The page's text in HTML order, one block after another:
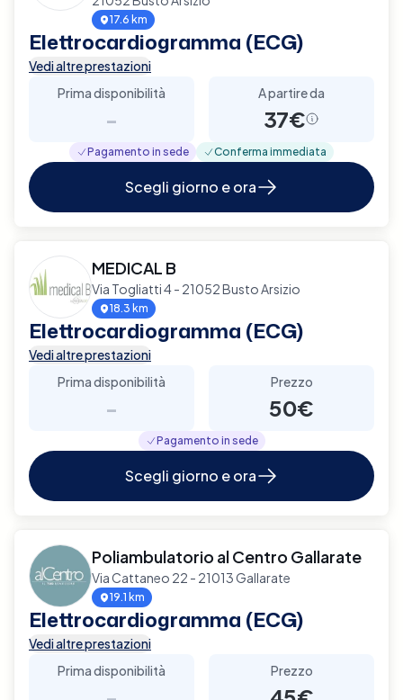
17.6 km
Elettrocardiogramma (ECG)
Vedi altre prestazioni
Prima disponibilità
-
A partire da
37€
Pagamento in sede Conferma immediata
Scegli giorno e ora
MEDICAL B
Via Togliatti 4 - 21052 Busto Arsizio
18.3 km
Elettrocardiogramma (ECG)
Vedi altre prestazioni
Prima disponibilità
-
Prezzo
50€
Pagamento in sede
Scegli giorno e ora
Poliambulatorio al Centro Gallarate
Via Cattaneo 22 - 21013 Gallarate
19.1 km
Elettrocardiogramma (ECG)
Vedi altre prestazioni
Prima disponibilità
Prezzo